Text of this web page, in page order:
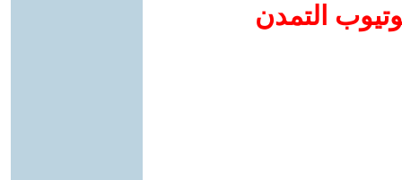
التمدن